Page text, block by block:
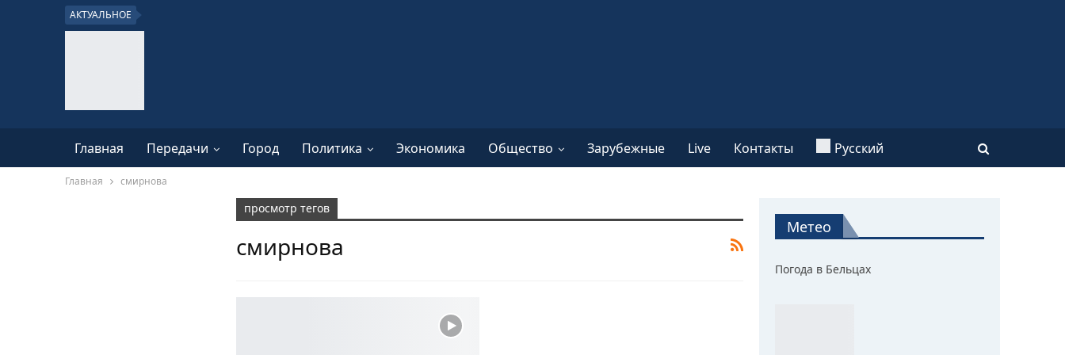
АКТУАЛЬНОЕ
Главная Передачи Город Политика Экономика Общество Зарубежные Live Контакты Русский
Главная смирнова
просмотр тегов
смирнова
Метео
Погода в Бельцах